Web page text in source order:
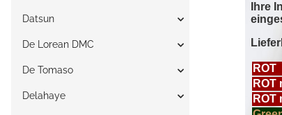
Datsun
De Lorean DMC
De Tomaso
Delahaye